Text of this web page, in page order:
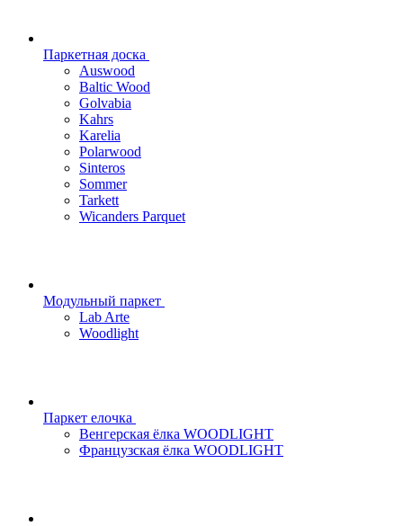
Паркетная доска
Auswood
Baltic Wood
Golvabia
Kahrs
Karelia
Polarwood
Sinteros
Sommer
Tarkett
Wicanders Parquet
Модульный паркет
Lab Arte
Woodlight
Паркет елочка
Венгерская ёлка WOODLIGHT
Французская ёлка WOODLIGHT